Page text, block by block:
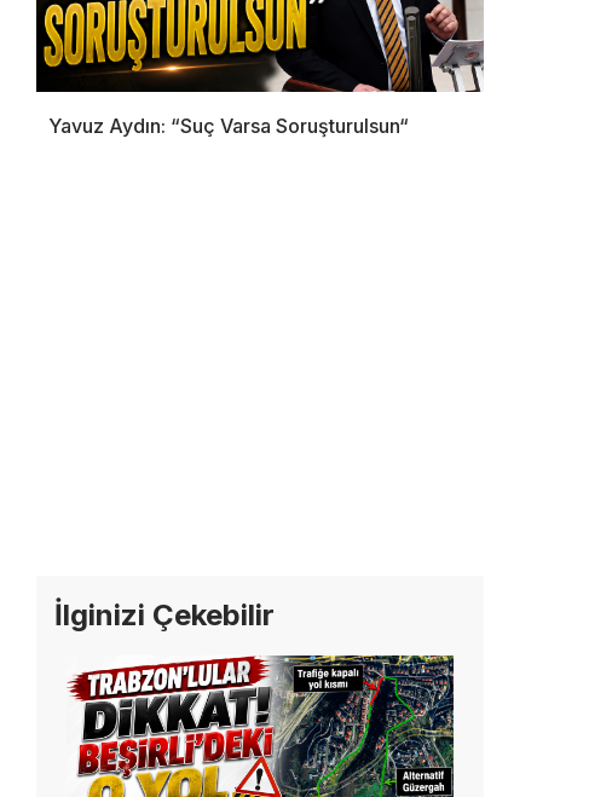
Yavuz Aydın: “Suç Varsa Soruşturulsun“
İlginizi Çekebilir